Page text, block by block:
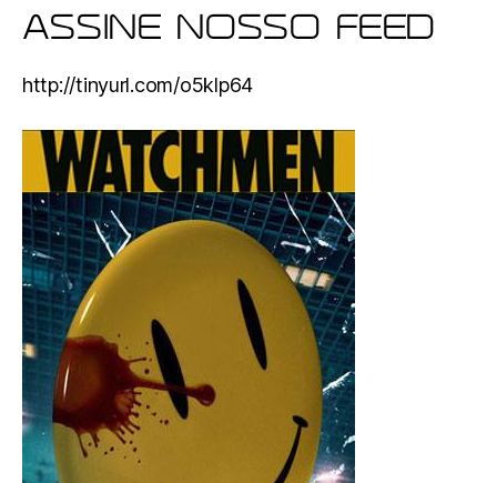
ASSINE NOSSO FEED
http://tinyurl.com/o5klp64